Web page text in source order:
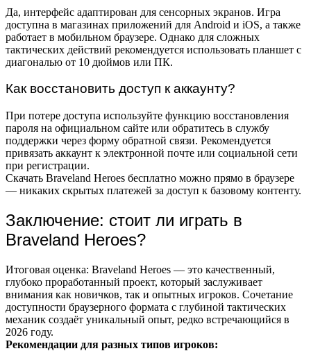
Да, интерфейс адаптирован для сенсорных экранов. Игра
доступна в магазинах приложений для Android и iOS, а также
работает в мобильном браузере. Однако для сложных
тактических действий рекомендуется использовать планшет с
диагональю от 10 дюймов или ПК.
Как восстановить доступ к аккаунту?
При потере доступа используйте функцию восстановления
пароля на официальном сайте или обратитесь в службу
поддержки через форму обратной связи. Рекомендуется
привязать аккаунт к электронной почте или социальной сети
при регистрации.
Скачать Braveland Heroes бесплатно можно прямо в браузере
— никаких скрытых платежей за доступ к базовому контенту.
Заключение: стоит ли играть в
Braveland Heroes?
Итоговая оценка: Braveland Heroes — это качественный,
глубоко проработанный проект, который заслуживает
внимания как новичков, так и опытных игроков. Сочетание
доступности браузерного формата с глубиной тактических
механик создаёт уникальный опыт, редко встречающийся в
2026 году.
Рекомендации для разных типов игроков: